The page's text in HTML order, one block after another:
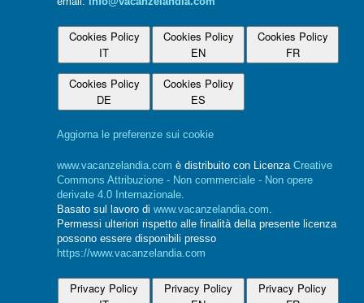
Cookies Policy
IT
Cookies Policy
EN
Cookies Policy
FR
Cookies Policy
DE
Cookies Policy
ES
Aggiorna le preferenze sui cookie
www.vacanzelandia.com è distribuito con Licenza Creative
Commons Attribuzione - Non commerciale - Non opere
derivate 4.0 Internazionale.
Basato sul lavoro di www.vacanzelandia.com.
Permessi ulteriori rispetto alle finalità della presente licenza
possono essere disponibili presso
https://www.vacanzelandia.com
Privacy Policy
Privacy Policy
Privacy Policy